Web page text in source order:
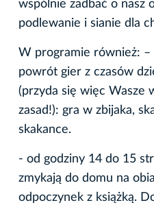
wspólnie zadbać o nasz
podlewanie i sianie dla
W programie również: –
powrót gier z czasów
(przyda się więc Wasze
zasad!): gra w zbijaka,
skakance.
- od godziny 14 do 15
zmykają do domu na
odpoczynek z książką.